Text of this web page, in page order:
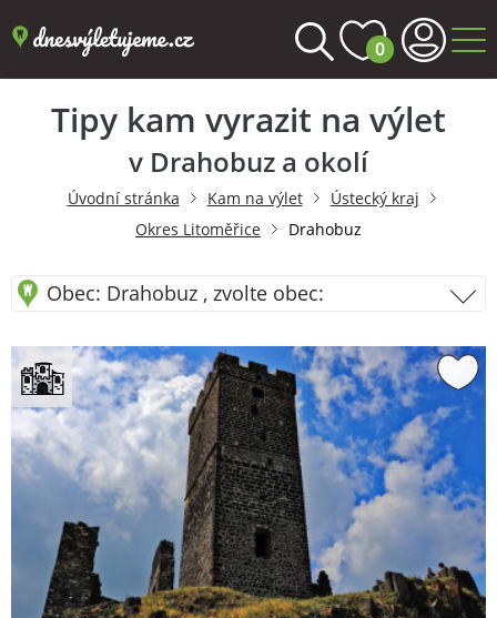
0
Tipy kam vyrazit na výlet
v Drahobuz a okolí
Úvodní stránka Kam na výlet
Ústecký kraj
Okres Litoměřice
Drahobuz
Obec: Drahobuz , zvolte obec: